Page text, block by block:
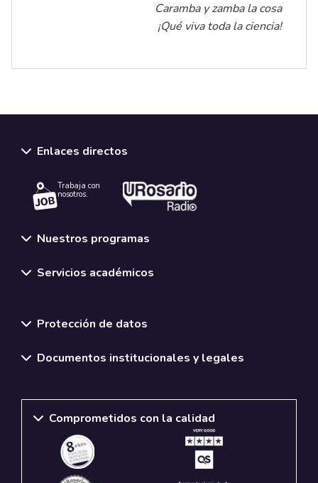
Caramba y zamba la cosa
¡Qué viva toda la ciencia!
Enlaces directos
Trabaja con
nosotros.
Nuestros programas
Servicios académicos
Protección de datos
Documentos institucionales y legales
Comprometidos con la calidad